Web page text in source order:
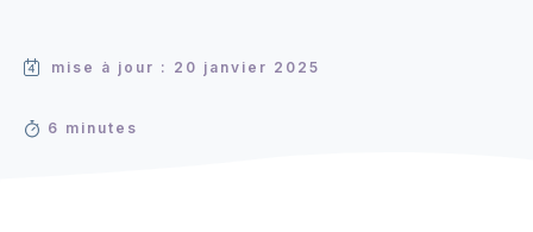
mise à jour : 20 janvier 2025
6 minutes